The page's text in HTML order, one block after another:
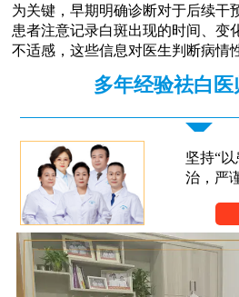
为关键，早期明确诊断对于后续干
患者注意记录白斑出现的时间、变
不适感，这些信息对医生判断病情
多年经验祛白
坚持“
治，严